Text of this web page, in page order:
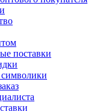
поставки